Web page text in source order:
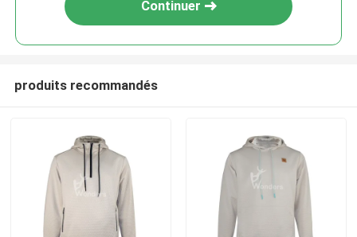
Continuer
produits recommandés